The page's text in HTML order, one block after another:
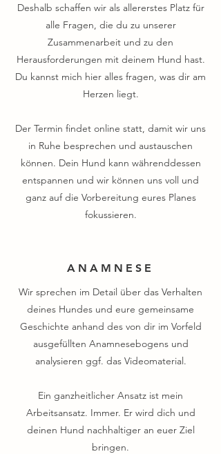
Deshalb schaffen wir als allererstes Platz für
alle Fragen, die du zu unserer
Zusammenarbeit und zu den
Herausforderungen mit deinem Hund hast.
Du kannst mich hier alles fragen, was dir am
Herzen liegt.​
Der Termin findet online statt, damit wir uns
in Ruhe besprechen und austauschen
können. Dein Hund kann währenddessen
entspannen und wir können uns voll und
ganz auf die Vorbereitung eures Planes
fokussieren.
ANAMNESE
Wir sprechen im Detail über das Verhalten
deines Hundes und eure gemeinsame
Geschichte anhand des von dir im Vorfeld
ausgefüllten Anamnesebogens und
analysieren ggf. das Videomaterial.
Ein ganzheitlicher Ansatz ist mein
Arbeitsansatz. Immer. Er wird dich und
deinen Hund nachhaltiger an euer Ziel
bringen.